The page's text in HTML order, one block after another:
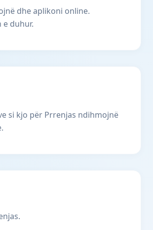
dhe aplikoni online.
duhur.
si kjo për Prrenjas ndihmojnë